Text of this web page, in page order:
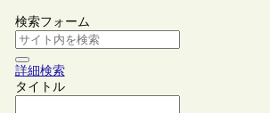
検索フォーム
詳細検索
タイトル